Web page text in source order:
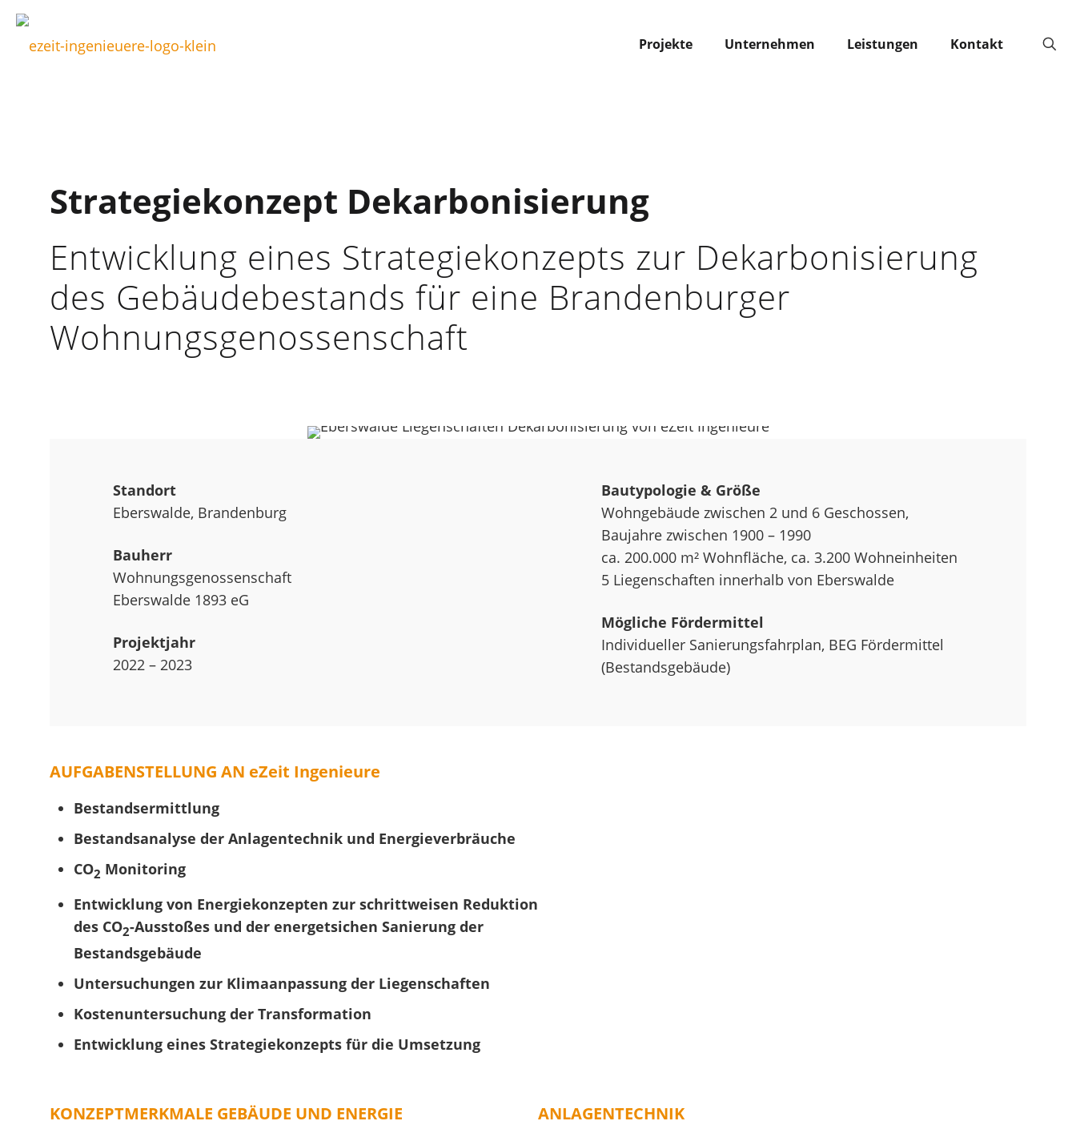
Projekte Unternehmen Leistungen Kontakt
Strategiekonzept Dekarbonisierung
Entwicklung eines Strategiekonzepts zur Dekarbonisierung
des Gebäudebestands für eine Brandenburger
Wohnungsgenossenschaft
Standort
Eberswalde, Brandenburg
Bauherr
Wohnungsgenossenschaft
Eberswalde 1893 eG
Projektjahr
2022 – 2023
Bautypologie & Größe
Wohngebäude zwischen 2 und 6 Geschossen,
Baujahre zwischen 1900 – 1990
ca. 200.000 m² Wohnfläche, ca. 3.200 Wohneinheiten
5 Liegenschaften innerhalb von Eberswalde
Mögliche Fördermittel
Individueller Sanierungsfahrplan, BEG Fördermittel
(Bestandsgebäude)
AUFGABENSTELLUNG AN eZeit Ingenieure
Bestandsermittlung
Bestandsanalyse der Anlagentechnik und Energieverbräuche
CO2 Monitoring
Entwicklung von Energiekonzepten zur schrittweisen Reduktion
des CO2-Ausstoßes und der energetsichen Sanierung der
Bestandsgebäude
Untersuchungen zur Klimaanpassung der Liegenschaften
Kostenuntersuchung der Transformation
Entwicklung eines Strategiekonzepts für die Umsetzung
KONZEPTMERKMALE GEBÄUDE UND ENERGIE ANLAGENTECHNIK